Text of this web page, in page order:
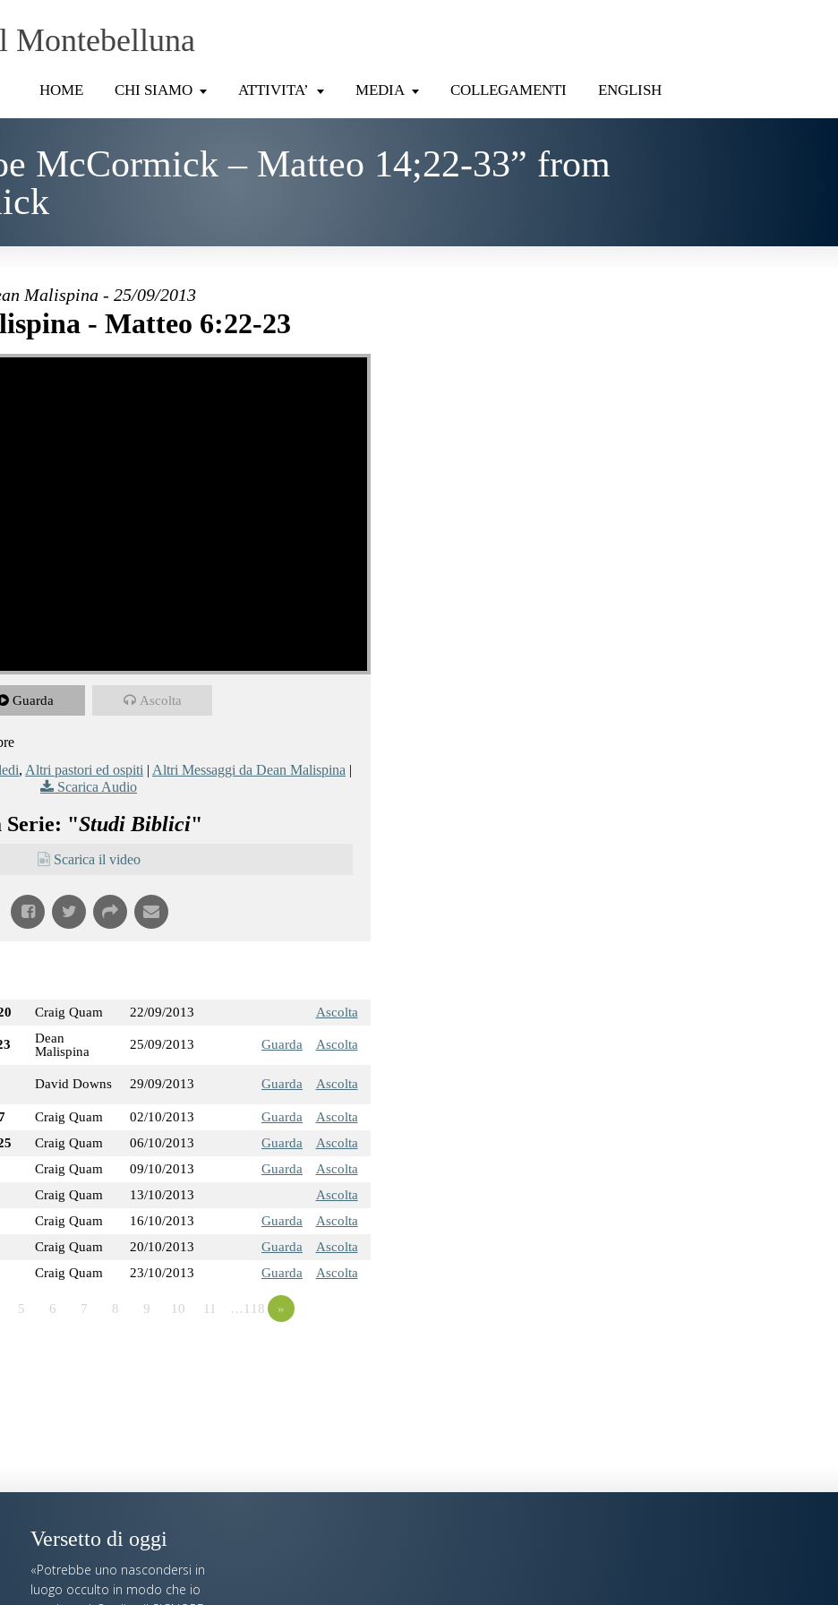
Montebelluna
HOME CHI SIAMO ATTIVITA’ MEDIA COLLEGAMENTI ENGLISH
McCormick – Matteo 14;22-33” from
Malispina - 25/09/2013
- Matteo 6:22-23
Guarda Ascolta
, Altri pastori ed ospiti | Altri Messaggi da Dean Malispina |
Scarica Audio
Serie: "Studi Biblici"
Scarica il video
Craig Quam 22/09/2013 Ascolta
Dean
Malispina
25/09/2013 Guarda Ascolta
David Downs 29/09/2013 Guarda Ascolta
Craig Quam 02/10/2013 Guarda
Ascolta
Craig Quam 06/10/2013 Guarda
Ascolta
Craig Quam 09/10/2013 Guarda
Ascolta
Craig Quam 13/10/2013
Ascolta
Craig Quam 16/10/2013 Guarda
Ascolta
Craig Quam 20/10/2013 Guarda
Ascolta
Craig Quam 23/10/2013 Guarda Ascolta
5 6 7 8 9 10 11 …118 »
Versetto di oggi
«Potrebbe uno nascondersi in
luogo occulto in modo che io